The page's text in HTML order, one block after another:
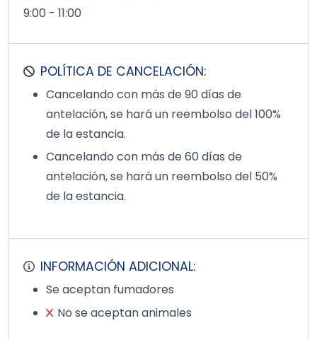
9:00 - 11:00
POLÍTICA DE CANCELACIÓN:
Cancelando con más de 90 días de
antelación, se hará un reembolso del 100%
de la estancia.
Cancelando con más de 60 días de
antelación, se hará un reembolso del 50%
de la estancia.
INFORMACIÓN ADICIONAL:
Se aceptan fumadores
No se aceptan animales